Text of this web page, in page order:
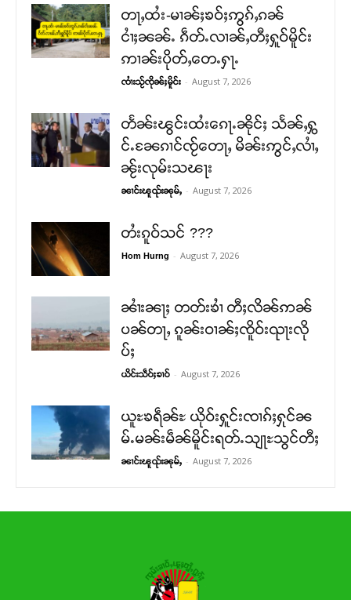
တႃႇထႆး-မၢၼ်ႈၶဝ်ႈဢွၵ်ႇၵၼ်
ငၢႆႈၼၼ်ႉ ၵဵတ်ႉလၢၼ်ႇတီႈႁူဝ်မိူင်း
ဢၢၼ်းပိုတ်ႇတေႉႁႃႉ
ၸၢႆးသႂ်ၸိုၼ်ႈမိူင်း - August 7, 2026
တႅၼ်းၽွင်းထႆးၵေႃႉၼိုင်ႈ သႅၼ်ႇႁွ
င်ႉၼႄၵၢင်ၸႂ်တေႃႇ မိၼ်းဢွင်ႇလၢႆႇ
ၼႂ်းလုမ်းသၽႃး
ၼၢင်းၽူၺ်းၼုမ်ႇ - August 7, 2026
တႆးၵူဝ်သင် ???
Hom Hurng - August 7, 2026
ၼၢႆးၼႃႈ တတ်းၶၢႆ တီႈလိၼ်ဢၼ်
ပၼ်တႃႇ ၵူၼ်းဝၢၼ်ႈၸိူဝ်းၺႃးလို
ပ်ႈ
ယိင်းသဵဝ်ႈၶၢဝ် - August 7, 2026
ယူႊၶရဵၼ်ႊ ယိုဝ်းႁူင်းၸၢၵ်ႈႁုင်ၼ
မ်ႉမၼ်းမဵၼ်မိူင်းရတ်ႉသျႃႊသွင်တီႈ
ၼၢင်းၽူၺ်းၼုမ်ႇ - August 7, 2026